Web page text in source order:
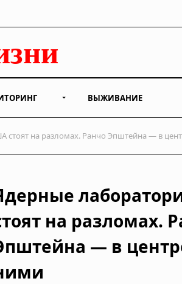
ВЫЖИВАНИЕ
стоят на разломах. Ранчо Эпштейна — в
на разломах.
— в